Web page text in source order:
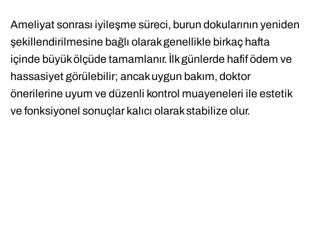
Ameliyat sonrası iyileşme süreci, burun dokularının yeniden
şekillendirilmesine bağlı olarak genellikle birkaç hafta
içinde büyük ölçüde tamamlanır. İlk günlerde hafif ödem ve
hassasiyet görülebilir; ancak uygun bakım, doktor
önerilerine uyum ve düzenli kontrol muayeneleri ile estetik
ve fonksiyonel sonuçlar kalıcı olarak stabilize olur.